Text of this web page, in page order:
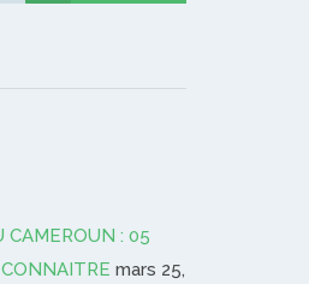
CAMEROUN : 05
mars 25,